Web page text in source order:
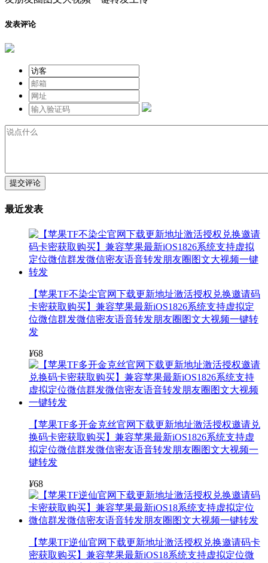
发表评论
提交评论
最近发表
【苹果TF不染尘官网下载更新地址激活授权兑换邀请码
卡密获取购买】兼容苹果最新iOS1826系统支持虚拟定
位微信群发微信密友语音转发朋友圈图文大视频一键转
发
¥68
【苹果TF多开金克丝官网下载更新地址激活授权邀请兑
换码卡密获取购买】兼容苹果最新iOS1826系统支持虚
拟定位微信群发微信密友语音转发朋友圈图文大视频一
键转发
¥68
【苹果TF逆仙官网下载更新地址激活授权兑换邀请码卡
密获取购买】兼容苹果最新iOS18系统支持虚拟定位微